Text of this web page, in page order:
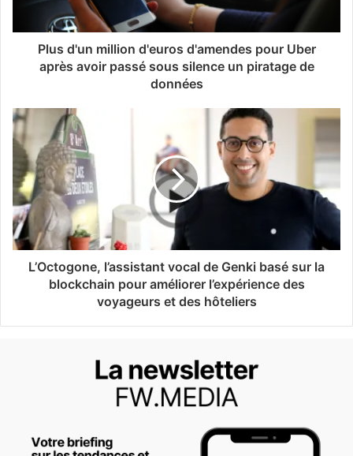
Plus d'un million d'euros d'amendes pour Uber
après avoir passé sous silence un piratage de
données
L’Octogone, l’assistant vocal de Genki basé sur la
blockchain pour améliorer l’expérience des
voyageurs et des hôteliers